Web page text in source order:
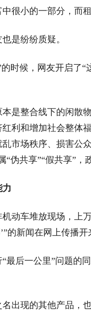
很小的一部分，而
是纷纷质疑。
时候，网友开启了
是整合线下的闲散
利和增加社会整体
市场秩序、损害公
伪共享”“假共享”，
动车堆放现场，
的新闻在网上传播开
最后一公里”问题的
出现的其他产品，